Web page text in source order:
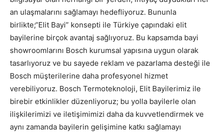
an ulaşmalarını sağlamayı hedefliyoruz. Bununla
birlikte;“Elit Bayi” konsepti ile Türkiye çapındaki elit
bayilerine birçok avantaj sağlıyoruz. Bu kapsamda bayi
showroomlarını Bosch kurumsal yapısına uygun olarak
tasarlıyoruz ve bu sayede reklam ve pazarlama desteği ile
Bosch müşterilerine daha profesyonel hizmet
verebiliyoruz. Bosch Termoteknoloji, Elit Bayilerimiz ile
birebir etkinlikler düzenliyoruz; bu yolla bayilerle olan
ilişkilerimizi ve iletişimimizi daha da kuvvetlendirmek ve
aynı zamanda bayilerin gelişimine katkı sağlamayı